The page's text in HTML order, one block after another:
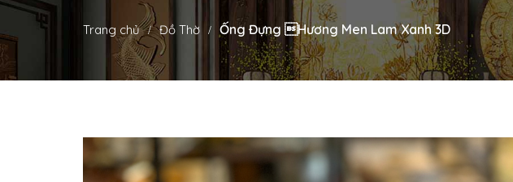
Trang chủ Đồ Thờ Ống Đựng Hương Men Lam Xanh 3D